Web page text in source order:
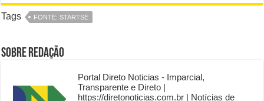
Tags FONTE: STARTSE
Sobre Redação
Portal Direto Noticias - Imparcial,
Transparente e Direto |
https://diretonoticias.com.br | Notícias de